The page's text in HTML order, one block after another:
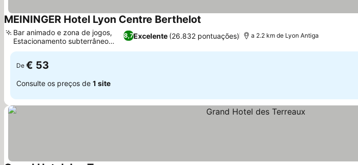
MEININGER Hotel Lyon Centre Berthelot
8,7Excelente (26.832 pontuações)
Bar animado e zona de jogos,
Estacionamento subterrâneo
seguro
a 2.2 km de Lyon Antiga
De € 53
Consulte os preços de 1 site